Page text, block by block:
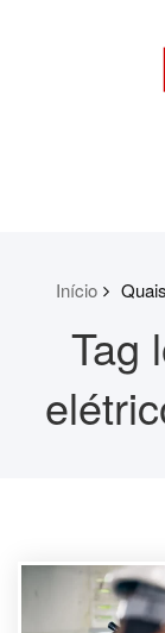
Início
Tag